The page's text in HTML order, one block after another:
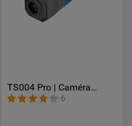
TS004 Pro | Caméra
thermique portable pour
chasse sécurité et
6